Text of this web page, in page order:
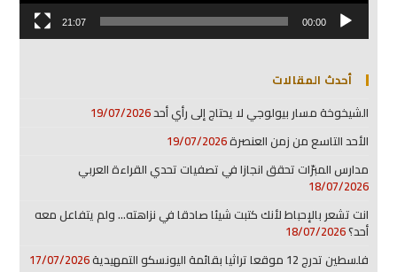
00:00
21:07
أحدث المقالات
الشيخوخة مسار بيولوجي لا يحتاج إلى رأي أحد19/07/2026
الأحد التاسع من زمن العنصرة19/07/2026
مدارس المبرّات تحقق انجازا في تصفيات تحدي القراءة العربي
18/07/2026
انت تشعر بالإحباط لأنك كتبت شيئا صادقا في نزاهته… ولم يتفاعل معه
أحد؟18/07/2026
فلسطين تدرج 12 موقعا تراثيا بقائمة اليونسكو التمهيدية
17/07/2026